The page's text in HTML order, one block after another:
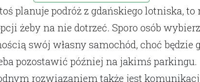
planuje podróż z gdańskiego lotniska, to
żeby na nie dotrzeć. Sporo osób
swój własny samochód, choć będzie
pozostawić później na jakimś parkingu.
rozwiązaniem także jest